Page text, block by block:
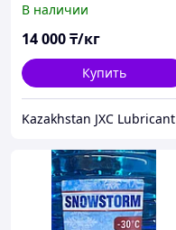
кипения -40
В наличии
14 000₸/кг
Купить
Kazakhstan JXC Lubricant